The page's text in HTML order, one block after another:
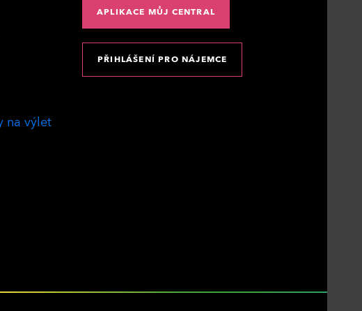
APLIKACE MŮJ CENTRAL
PŘIHLÁŠENÍ PRO NÁJEMCE